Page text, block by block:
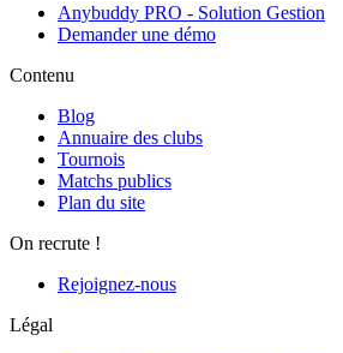
Anybuddy PRO - Solution Gestion
Demander une démo
Contenu
Blog
Annuaire des clubs
Tournois
Matchs publics
Plan du site
On recrute !
Rejoignez-nous
Légal